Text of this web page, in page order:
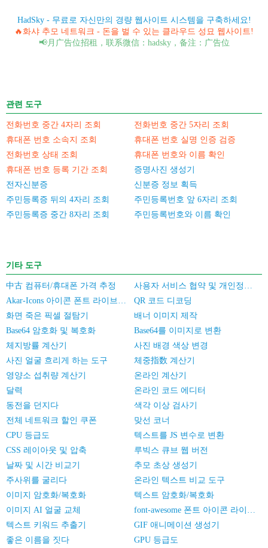
HadSky - 무료로 자신만의 경량 웹사이트 시스템을 구축하세요!
🔥화샤 추모 네트워크 - 돈을 벌 수 있는 클라우드 성묘 웹사이트!
📢月广告位招租，联系微信：hadsky，备注：广告位
관련 도구
전화번호 중간 4자리 조회
전화번호 중간 5자리 조회
휴대폰 번호 소속지 조회
휴대폰 번호 실명 인증 검증
전화번호 상태 조회
휴대폰 번호와 이름 확인
휴대폰 번호 등록 기간 조회
증명사진 생성기
전자신분증
신분증 정보 획득
주민등록증 뒤의 4자리 조회
주민등록번호 앞 6자리 조회
주민등록증 중간 8자리 조회
주민등록번호와 이름 확인
기타 도구
中古 컴퓨터/휴대폰 가격 추정
사용자 서비스 협약 및 개인정보 보호 정책
Akar-Icons 아이콘 폰트 라이브러리
QR 코드 디코딩
화면 죽은 픽셀 절탐기
배너 이미지 제작
Base64 암호화 및 복호화
Base64를 이미지로 변환
체지방률 계산기
사진 배경 색상 변경
사진 얼굴 흐리게 하는 도구
체중指数 계산기
영양소 섭취량 계산기
온라인 계산기
달력
온라인 코드 에디터
동전을 던지다
색각 이상 검사기
전체 네트워크 할인 쿠폰
맞선 코너
CPU 등급도
텍스트를 JS 변수로 변환
CSS 레이아웃 및 압축
루빅스 큐브 웹 버전
날짜 및 시간 비교기
추모 초상 생성기
주사위를 굴리다
온라인 텍스트 비교 도구
이미지 암호화/복호화
텍스트 암호화/복호화
이미지 AI 얼굴 교체
font-awesome 폰트 아이콘 라이브러리
텍스트 키워드 추출기
GIF 애니메이션 생성기
좋은 이름을 짓다
GPU 등급도